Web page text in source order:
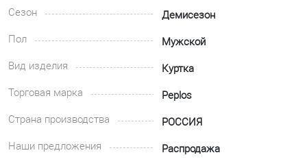
Сезон
Демисезон
Пол
Мужской
Вид изделия
Куртка
Торговая марка
Peplos
Страна производства
РОССИЯ
Наши предложения
Распродажа